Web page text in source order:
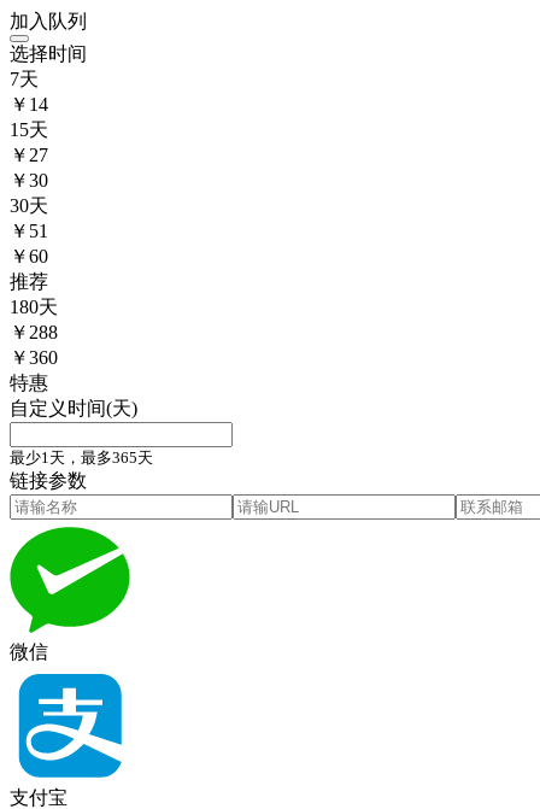
加入队列
选择时间
7天
￥ 14
15天
￥ 27
￥30
30天
￥ 51
￥60
推荐
180天
￥ 288
￥360
特惠
自定义时间(天)
最少1天，最多365天
链接参数
微信
支付宝